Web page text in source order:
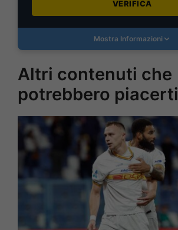
VERIFICA
Mostra Informazioni
Altri contenuti che
potrebbero piacerti